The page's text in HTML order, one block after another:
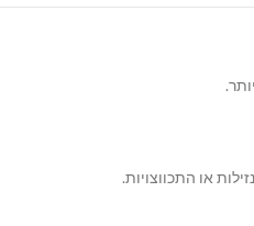
או התכווצויות.